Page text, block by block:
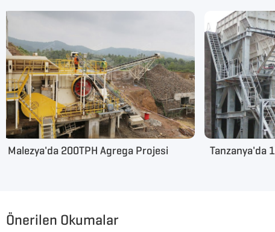
Malezya'da 200TPH Agrega Projesi Tanzanya'da
Önerilen Okumalar